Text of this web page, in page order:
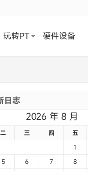
玩转PT 硬件设备
日志
2026 年 8 月
二 三 四 五
1
5 6 7 8